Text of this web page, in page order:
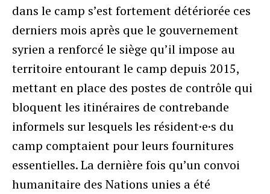
dans le camp s’est fortement détériorée ces
derniers mois après que le gouvernement
syrien a renforcé le siège qu’il impose au
territoire entourant le camp depuis 2015,
mettant en place des postes de contrôle qui
bloquent les itinéraires de contrebande
informels sur lesquels les résident·e·s du
camp comptaient pour leurs fournitures
essentielles. La dernière fois qu’un convoi
humanitaire des Nations unies a été